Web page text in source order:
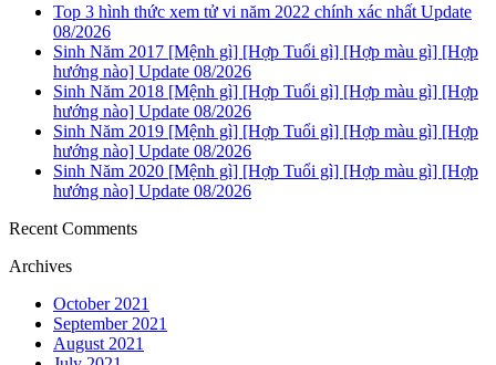
Top 3 hình thức xem tử vi năm 2022 chính xác nhất Update
08/2026
Sinh Năm 2017 [Mệnh gì] [Hợp Tuổi gì] [Hợp màu gì] [Hợp
hướng nào] Update 08/2026
Sinh Năm 2018 [Mệnh gì] [Hợp Tuổi gì] [Hợp màu gì] [Hợp
hướng nào] Update 08/2026
Sinh Năm 2019 [Mệnh gì] [Hợp Tuổi gì] [Hợp màu gì] [Hợp
hướng nào] Update 08/2026
Sinh Năm 2020 [Mệnh gì] [Hợp Tuổi gì] [Hợp màu gì] [Hợp
hướng nào] Update 08/2026
Recent Comments
Archives
October 2021
September 2021
August 2021